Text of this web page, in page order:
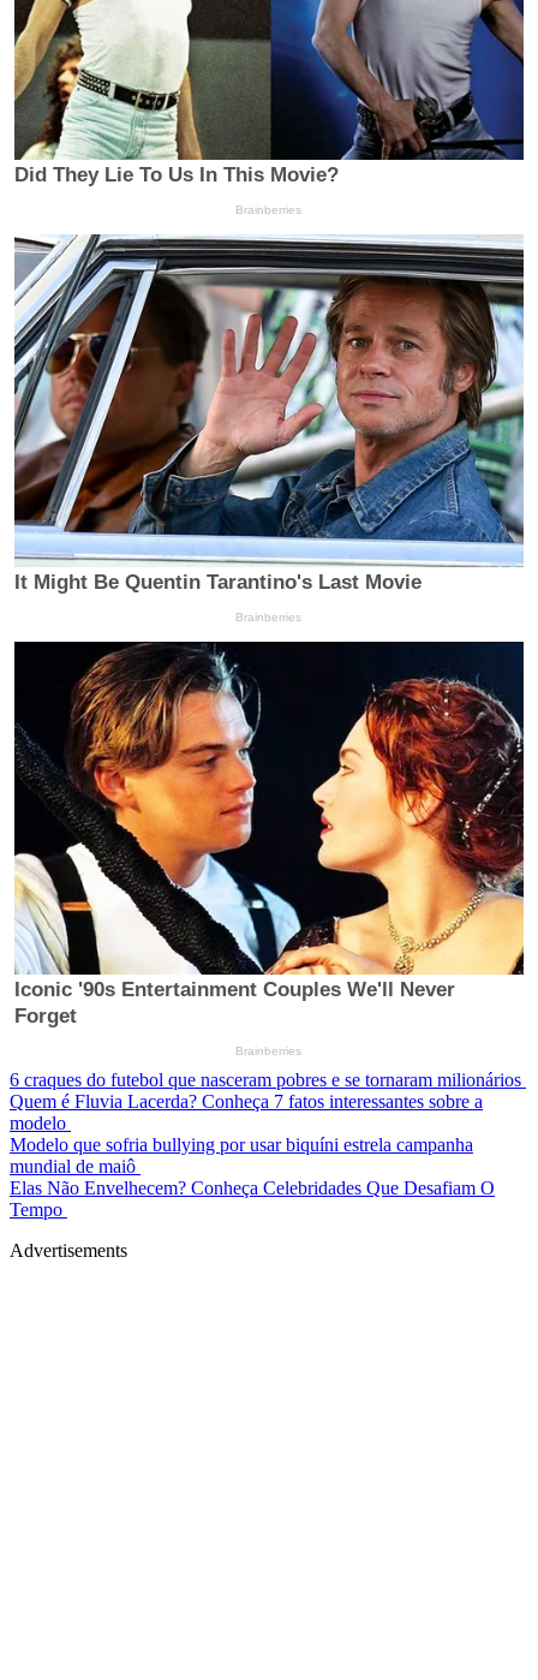
6 craques do futebol que nasceram pobres e se tornaram milionários
Quem é Fluvia Lacerda? Conheça 7 fatos interessantes sobre a
modelo
Modelo que sofria bullying por usar biquíni estrela campanha
mundial de maiô
Elas Não Envelhecem? Conheça Celebridades Que Desafiam O
Tempo
Advertisements